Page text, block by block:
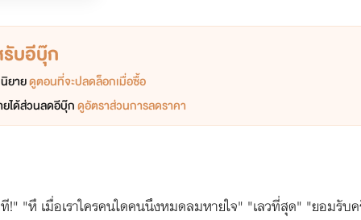
รับอีบุ๊ก
ยายดูตอนที่จะปลดล็อกเมื่อซื้อ
ได้ส่วนลดอีบุ๊กดูอัตราส่วนการลดราคา
!" "หึ เมื่อเราใครคนใดคนนึงหมดลมหายใจ" "เลวที่สุด" "ยอมรับ